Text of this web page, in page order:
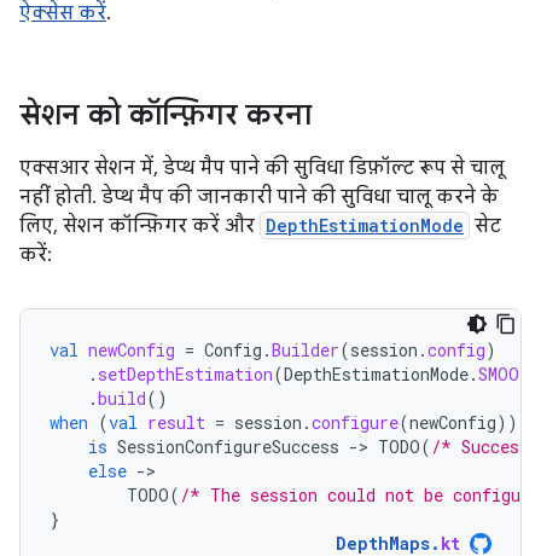
ऐक्सेस करें.
सेशन को कॉन्फ़िगर करना
एक्सआर सेशन में, डेप्थ मैप पाने की सुविधा डिफ़ॉल्ट रूप से चालू
नहीं होती. डेप्थ मैप की जानकारी पाने की सुविधा चालू करने के
लिए, सेशन कॉन्फ़िगर करें और DepthEstimationMode सेट
करें:
val newConfig = Config .Builder(session .config)
. setDepthEstimation(DepthEstimationMode.
.build()
when (val result = session .configure(newConfig))
is SessionConfigureSuccess -> TODO( /*
else -
TODO( /* The session could not be
}
DepthMaps. kt